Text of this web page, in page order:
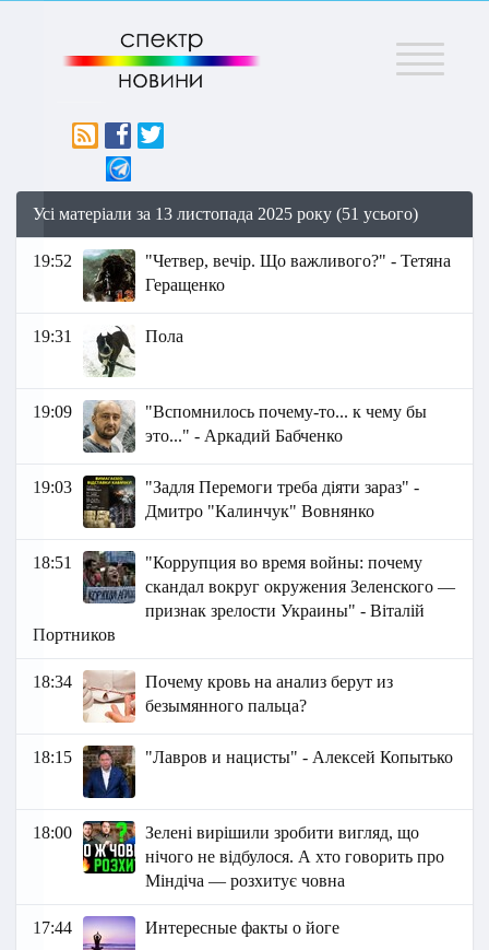
Меню
Усі матеріали за 13 листопада 2025 року (51 усього)
19:52
"Четвер, вечір. Що важливого?" - Тетяна
Геращенко
19:31 Пола
19:09
"Вспомнилось почему-то... к чему бы
это..." - Аркадий Бабченко
19:03
"Задля Перемоги треба діяти зараз" -
Дмитро "Калинчук" Вовнянко
18:51
"Коррупция во время войны: почему
скандал вокруг окружения Зеленского —
признак зрелости Украины" - Віталій
Портников
18:34
Почему кровь на анализ берут из
безымянного пальца?
18:15 "Лавров и нацисты" - Алексей Копытько
18:00
Зелені вирішили зробити вигляд, що
нічого не відбулося. А хто говорить про
Міндіча — розхитує човна
17:44 Интересные факты о йоге